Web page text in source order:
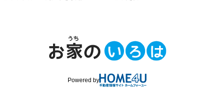
Powered by